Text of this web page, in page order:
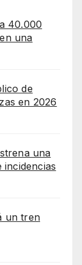
40.000
una
de
en 2026
una
incidencias
un tren